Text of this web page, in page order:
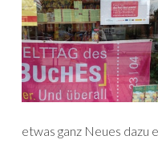
etwas ganz Neues dazu